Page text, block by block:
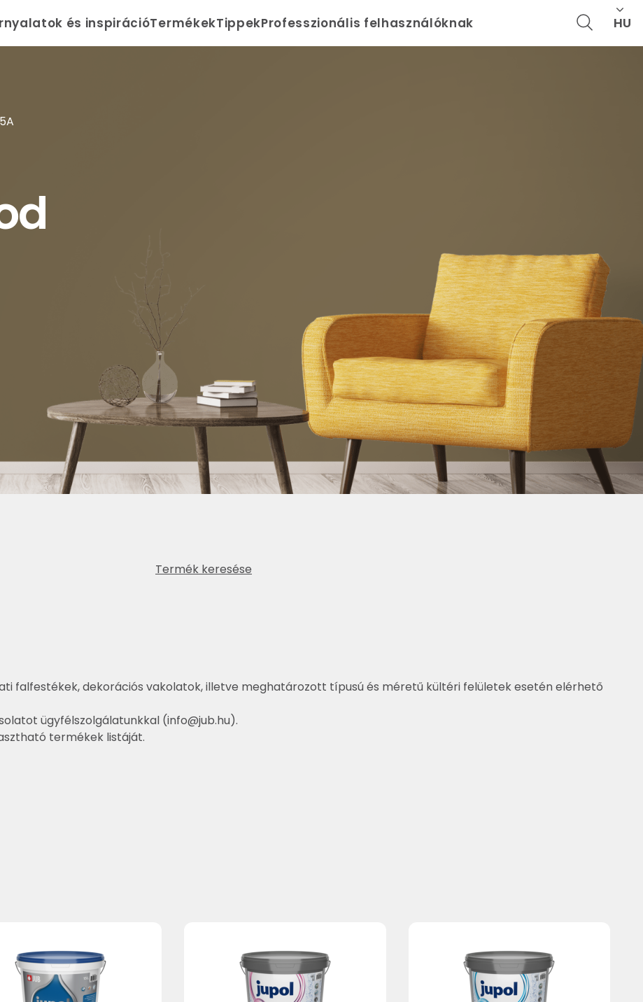
és inspirációTermékekTippekProfesszionális felhasználóknak HU
Termék keresése
falfestékek, dekorációs vakolatok, illetve meghatározott típusú és méretű kültéri felületek esetén elérhető
ügyfélszolgálatunkkal (info@jub.hu).
termékek listáját.